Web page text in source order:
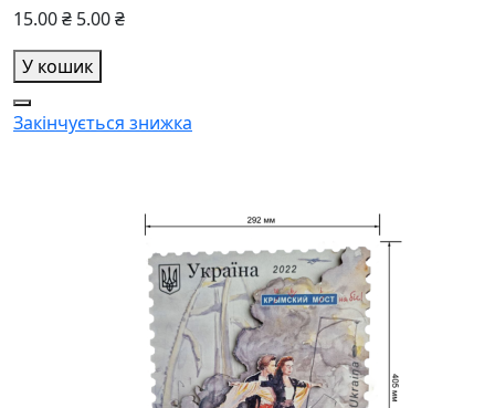
15.00 ₴ 5.00 ₴
У кошик
Закінчується знижка